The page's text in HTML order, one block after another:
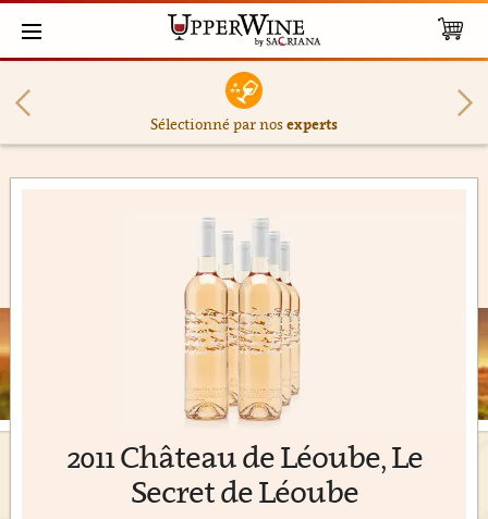
Sélectionné par nosexperts
2011 Château de Léoube, Le
Secret de Léoube